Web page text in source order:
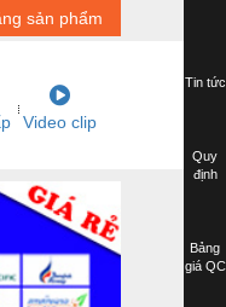
sản phẩm
Video clip
Tin tức
Quy
định
Bảng
giá QC